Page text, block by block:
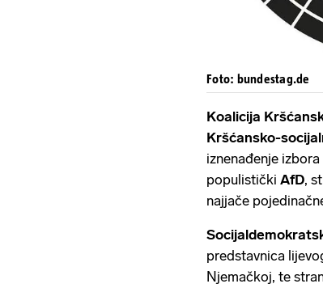
Foto: bundestag.de
Koalicija
Kršćansko-
iznenađenje
populistički AfD,
najjače
predstavnica
Njemačkoj, te